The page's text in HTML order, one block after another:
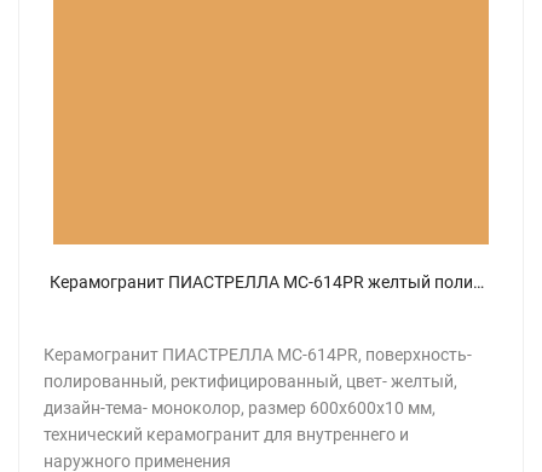
Керамогранит ПИАСТРЕЛЛА MC-614PR желтый полированный 60x60
Керамогранит ПИАСТРЕЛЛА MC-614PR, поверхность-
полированный, ректифицированный, цвет- желтый,
дизайн-тема- моноколор, размер 600x600x10 мм,
технический керамогранит для внутреннего и
наружного применения